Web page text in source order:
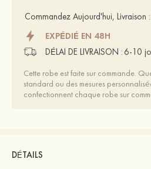
Commandez Aujourd'hui, Livraison :
EXPÉDIÉ EN 48H
DÉLAI DE LIVRAISON : 6-10
Cette robe est faite sur commande.
standard ou des mesures
confectionnent chaque robe sur
DÉTAILS